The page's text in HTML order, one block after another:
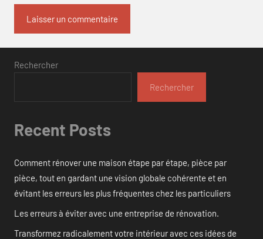
Rechercher
Rechercher
Recent Posts
Comment rénover une maison étape par étape, pièce par
pièce, tout en gardant une vision globale cohérente et en
évitant les erreurs les plus fréquentes chez les particuliers
Les erreurs à éviter avec une entreprise de rénovation.
Transformez radicalement votre intérieur avec ces idées de